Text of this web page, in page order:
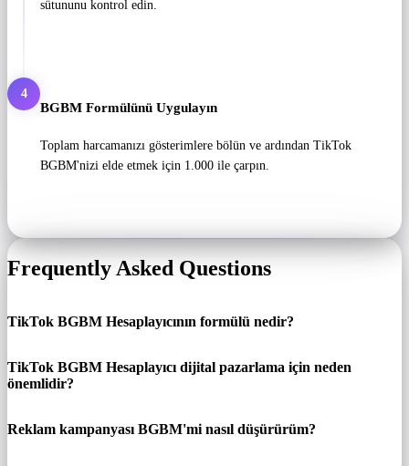
sütununu kontrol edin.
4
BGBM Formülünü Uygulayın
Toplam harcamanızı gösterimlere bölün ve ardından TikTok
BGBM'nizi elde etmek için 1.000 ile çarpın.
Frequently Asked Questions
TikTok BGBM Hesaplayıcının formülü nedir?
TikTok BGBM Hesaplayıcı dijital pazarlama için neden
önemlidir?
Reklam kampanyası BGBM'mi nasıl düşürürüm?